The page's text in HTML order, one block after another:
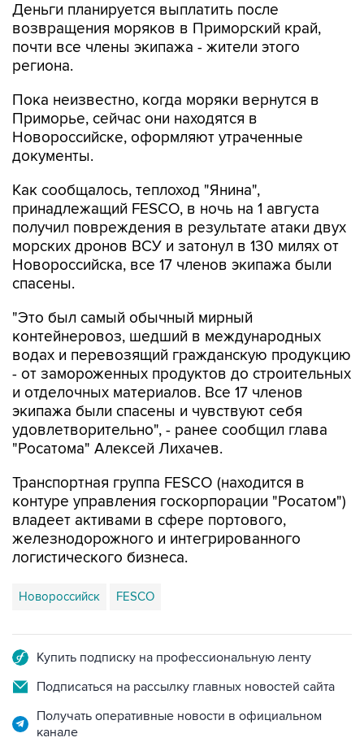
Деньги планируется выплатить после
возвращения моряков в Приморский край,
почти все члены экипажа - жители этого
региона.
Пока неизвестно, когда моряки вернутся в
Приморье, сейчас они находятся в
Новороссийске, оформляют утраченные
документы.
Как сообщалось, теплоход "Янина",
принадлежащий FESCO, в ночь на 1 августа
получил повреждения в результате атаки двух
морских дронов ВСУ и затонул в 130 милях от
Новороссийска, все 17 членов экипажа были
спасены.
"Это был самый обычный мирный
контейнеровоз, шедший в международных
водах и перевозящий гражданскую продукцию
- от замороженных продуктов до строительных
и отделочных материалов. Все 17 членов
экипажа были спасены и чувствуют себя
удовлетворительно", - ранее сообщил глава
"Росатома" Алексей Лихачев.
Транспортная группа FESCO (находится в
контуре управления госкорпорации "Росатом")
владеет активами в сфере портового,
железнодорожного и интегрированного
логистического бизнеса.
Новороссийск FESCO
Купить подписку на профессиональную ленту
Подписаться на рассылку главных новостей сайта
Получать оперативные новости в официальном
канале